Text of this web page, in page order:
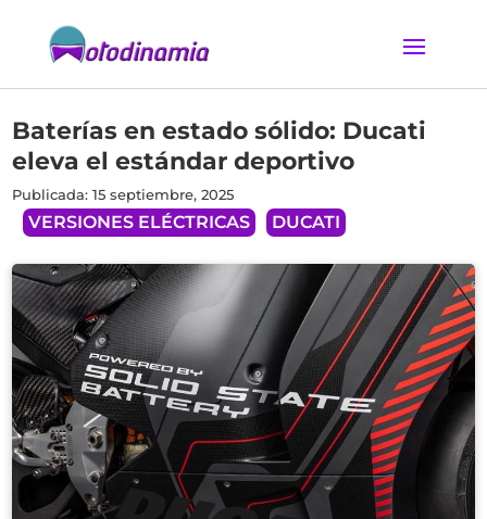
Baterías en estado sólido: Ducati
eleva el estándar deportivo
Publicada: 15 septiembre, 2025
VERSIONES ELÉCTRICAS DUCATI